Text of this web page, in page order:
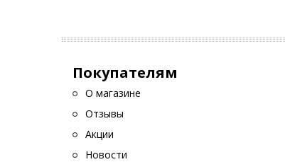
Покупателям
О магазине
Отзывы
Акции
Новости